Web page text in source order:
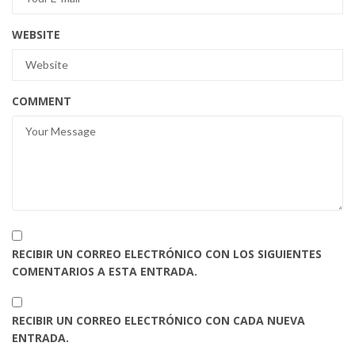
WEBSITE
COMMENT
RECIBIR UN CORREO ELECTRÓNICO CON LOS SIGUIENTES
COMENTARIOS A ESTA ENTRADA.
RECIBIR UN CORREO ELECTRÓNICO CON CADA NUEVA
ENTRADA.